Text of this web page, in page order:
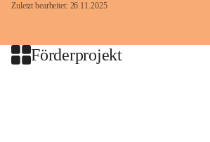
Zuletzt bearbeitet: 26.11.2025
Förderprojekt